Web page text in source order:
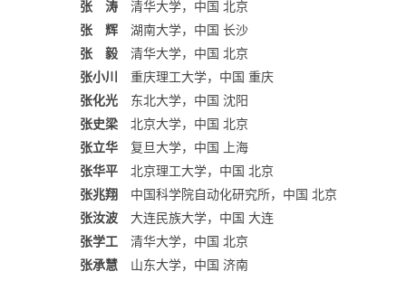
张 涛 清华大学，中国 北京
张 辉 湖南大学，中国 长沙
张 毅 清华大学，中国 北京
张小川
重庆理工大学，中国 重庆
张化光 东北大学，中国 沈阳
张史梁 北京大学，中国 北京
张立华 复旦大学，中国 上海
张华平 北京理工大学，中国 北京
张兆翔
中国科学院自动化研究所，中国 北京
张汝波 大连民族大学，中国 大连
张学工 清华大学，中国 北京
张承慧 山东大学，中国 济南